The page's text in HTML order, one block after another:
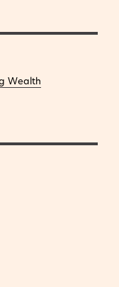
Wealth